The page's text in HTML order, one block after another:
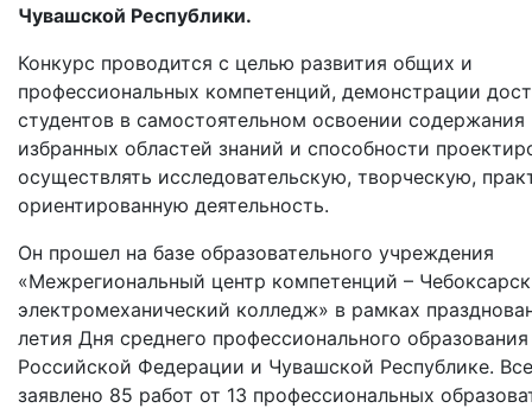
Чувашской Республики.
Конкурс проводится с целью развития общих и
профессиональных компетенций, демонстрации
студентов в самостоятельном освоении
избранных областей знаний и способности
осуществлять исследовательскую, творческую,
ориентированную деятельность.
Он прошел на базе образовательного учреждения
«Межрегиональный центр компетенций –
электромеханический колледж» в рамках
летия Дня среднего профессионального
Российской Федерации и Чувашской Республике.
заявлено 85 работ от 13 профессиональных